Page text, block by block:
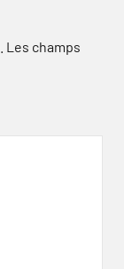
Les champs